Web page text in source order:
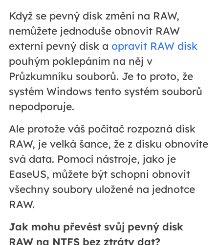
Když se pevný disk změní na RAW,
nemůžete jednoduše obnovit RAW
externí pevný disk a opravit RAW disk
pouhým poklepáním na něj v
Průzkumníku souborů. Je to proto, že
systém Windows tento systém souborů
nepodporuje.
Ale protože váš počítač rozpozná disk
RAW, je velká šance, že z disku obnovíte
svá data. Pomocí nástroje, jako je
EaseUS, můžete být schopni obnovit
všechny soubory uložené na jednotce
RAW.
Jak mohu převést svůj pevný disk
RAW na NTFS bez ztráty dat?